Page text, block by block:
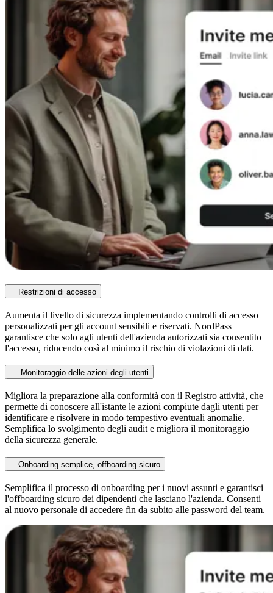
Restrizioni di accesso
Aumenta il livello di sicurezza implementando controlli di accesso
personalizzati per gli account sensibili e riservati. NordPass
garantisce che solo agli utenti dell'azienda autorizzati sia consentito
l'accesso, riducendo così al minimo il rischio di violazioni di dati.
Monitoraggio delle azioni degli utenti
Migliora la preparazione alla conformità con il Registro attività, che
permette di conoscere all'istante le azioni compiute dagli utenti per
identificare e risolvere in modo tempestivo eventuali anomalie.
Semplifica lo svolgimento degli audit e migliora il monitoraggio
della sicurezza generale.
Onboarding semplice, offboarding sicuro
Semplifica il processo di onboarding per i nuovi assunti e garantisci
l'offboarding sicuro dei dipendenti che lasciano l'azienda. Consenti
al nuovo personale di accedere fin da subito alle password del team.